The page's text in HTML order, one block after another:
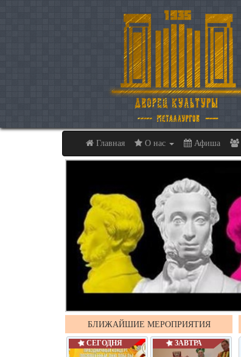
Главная О нас Афиша
БЛИЖАЙШИЕ МЕРОПРИЯТИЯ
СЕГОДНЯ ЗАВТРА